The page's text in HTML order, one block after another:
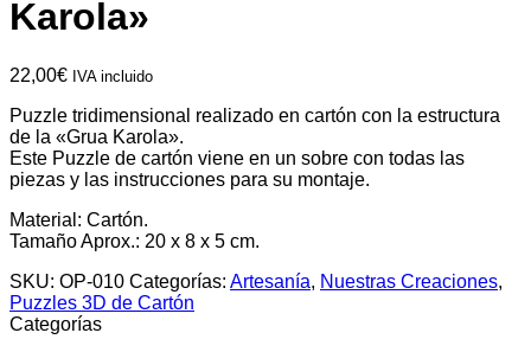
Karola»
22,00€ IVA incluido
Puzzle tridimensional realizado en cartón con la estructura
de la «Grua Karola».
Este Puzzle de cartón viene en un sobre con todas las
piezas y las instrucciones para su montaje.
Material: Cartón.
Tamaño Aprox.: 20 x 8 x 5 cm.
SKU: OP-010 Categorías: Artesanía, Nuestras Creaciones,
Puzzles 3D de Cartón
Categorías